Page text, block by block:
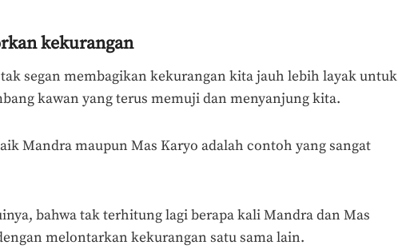
kekurangan
segan membagikan kekurangan kita jauh lebih layak untuk
kawan yang terus memuji dan menyanjung kita.
Mandra maupun Mas Karyo adalah contoh yang sangat
bahwa tak terhitung lagi berapa kali Mandra dan Mas
melontarkan kekurangan satu sama lain.